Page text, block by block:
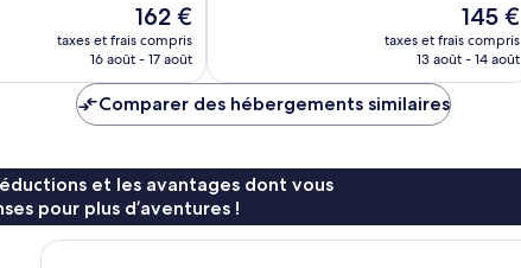
Le
nouveau
prix
de
162 €
162 €
taxes et frais compris
16 août - 17 août
Le
nouveau
prix
145 €
taxes et frais compris
13 août - 14 août
Comparer des hébergements similaires
et les avantages dont vous
pour plus d’aventures !